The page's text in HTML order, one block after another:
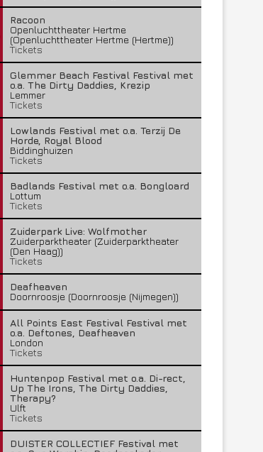
Racoon
Openluchttheater Hertme
(Openluchttheater Hertme (Hertme))
Tickets
Glemmer Beach Festival Festival met
o.a. The Dirty Daddies, Krezip
Lemmer
Tickets
Lowlands Festival met o.a. Terzij De
Horde, Royal Blood
Biddinghuizen
Tickets
Badlands Festival met o.a. Bongloard
Lottum
Tickets
Zuiderpark Live: Wolfmother
Zuiderparktheater (Zuiderparktheater
(Den Haag))
Tickets
Deafheaven
Doornroosje (Doornroosje (Nijmegen))
All Points East Festival Festival met
o.a. Deftones, Deafheaven
London
Tickets
Huntenpop Festival met o.a. Di-rect,
Up The Irons, The Dirty Daddies,
Therapy?
Ulft
Tickets
DUISTER COLLECTIEF Festival met